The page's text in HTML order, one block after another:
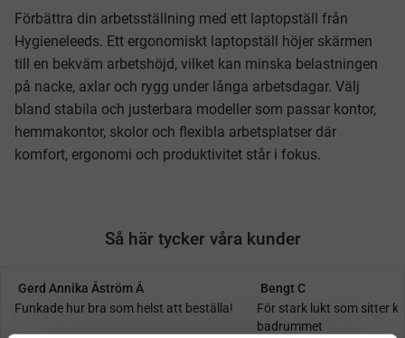
Förbättra din arbetsställning med ett laptopställ från
Hygieneleeds. Ett ergonomiskt laptopställ höjer skärmen
till en bekväm arbetshöjd, vilket kan minska belastningen
på nacke, axlar och rygg under långa arbetsdagar. Välj
bland stabila och justerbara modeller som passar kontor,
hemmakontor, skolor och flexibla arbetsplatser där
komfort, ergonomi och produktivitet står i fokus.
Så här tycker våra kunder